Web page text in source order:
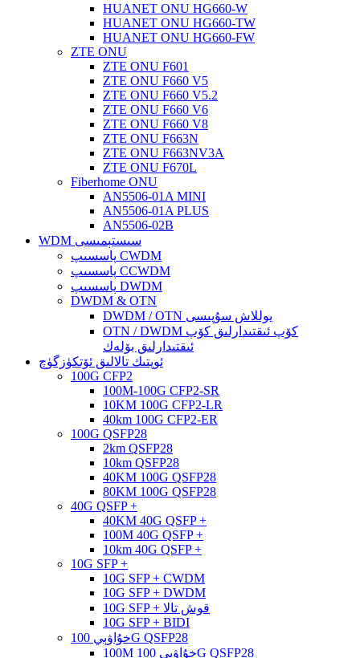
HUANET ONU HG660-W
HUANET ONU HG660-TW
HUANET ONU HG660-FW
ZTE ONU
ZTE ONU F601
ZTE ONU F660 V5
ZTE ONU F660 V5.2
ZTE ONU F660 V6
ZTE ONU F660 V8
ZTE ONU F663N
ZTE ONU F663NV3A
ZTE ONU F670L
Fiberhome ONU
AN5506-01A MINI
AN5506-01A PLUS
AN5506-02B
WDM سىستېمىسى
پاسسىپ CWDM
پاسسىپ CCWDM
پاسسىپ DWDM
DWDM & OTN
DWDM / OTN يوللاش سۇپىسى
OTN / DWDM كۆپ ئىقتىدارلىق كۆپ
ئىقتىدارلىق بۆلەك
ئوپتىك تالالىق ئۆتكۈزگۈچ
100G CFP2
100M-100G CFP2-SR
10KM 100G CFP2-LR
40km 100G CFP2-ER
100G QSFP28
2km QSFP28
10km QSFP28
40KM 100G QSFP28
80KM 100G QSFP28
40G QSFP +
40KM 40G QSFP +
100M 40G QSFP +
10km 40G QSFP +
10G SFP +
10G SFP + CWDM
10G SFP + DWDM
10G SFP + قوش تالا
10G SFP + BIDI
خۇاۋېي 100G QSFP28
100M خۇاۋېي 100G QSFP28